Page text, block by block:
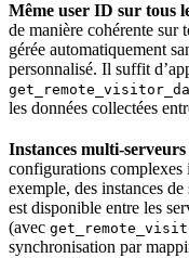
Même user ID sur tous
de manière cohérente sur
gérée automatiquement
personnalisé. Il suffit
les données collectées
Instances multi-
configurations complexes
exemple, des instances
est disponible entre les
(avec
synchronisation par